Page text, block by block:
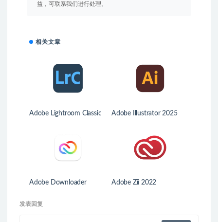
益，可联系我们进行处理。
相关文章
Adobe Lightroom Classic Adobe Illustrator 2025
Adobe Downloader Adobe Zii 2022
发表回复